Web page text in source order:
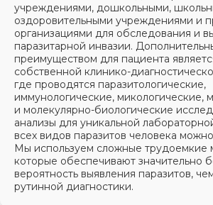
учреждениями, дошкольными,
оздоровительными учреждениями и
организациями для обследования и
паразитарной инвазии.
преимуществом для пациента
собственной клинико-
где проводятся паразитологические,
иммунологические, микологические,
и молекулярно-биологические
анализы для уникальной
всех видов паразитов человека
Мы используем сложные трудоемкие
которые обеспечивают значительно
вероятность выявления паразитов,
рутинной диагностики.